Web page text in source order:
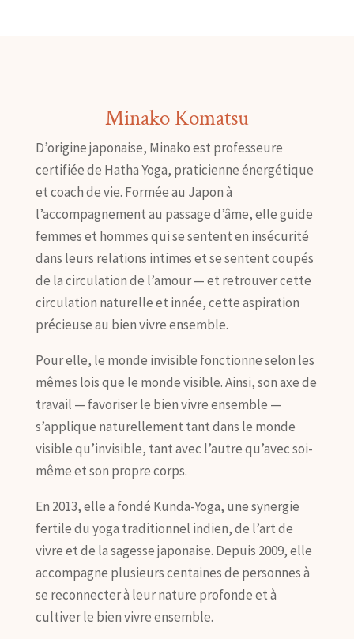
Minako Komatsu
D’origine japonaise, Minako est professeure
certifiée de Hatha Yoga, praticienne énergétique
et coach de vie. Formée au Japon à
l’accompagnement au passage d’âme, elle guide
femmes et hommes qui se sentent en insécurité
dans leurs relations intimes et se sentent coupés
de la circulation de l’amour — et retrouver cette
circulation naturelle et innée, cette aspiration
précieuse au bien vivre ensemble.
Pour elle, le monde invisible fonctionne selon les
mêmes lois que le monde visible. Ainsi, son axe de
travail — favoriser le bien vivre ensemble —
s’applique naturellement tant dans le monde
visible qu’invisible, tant avec l’autre qu’avec soi-
même et son propre corps.
En 2013, elle a fondé Kunda-Yoga, une synergie
fertile du yoga traditionnel indien, de l’art de
vivre et de la sagesse japonaise. Depuis 2009, elle
accompagne plusieurs centaines de personnes à
se reconnecter à leur nature profonde et à
cultiver le bien vivre ensemble.